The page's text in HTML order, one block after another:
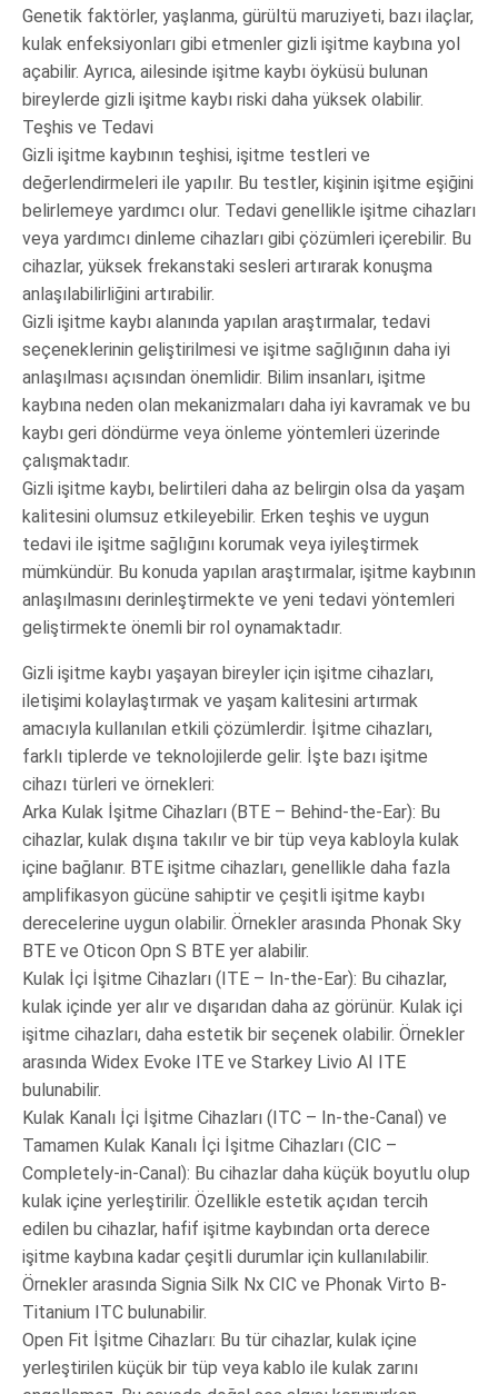
Genetik faktörler, yaşlanma, gürültü maruziyeti, bazı ilaçlar,
kulak enfeksiyonları gibi etmenler gizli işitme kaybına yol
açabilir. Ayrıca, ailesinde işitme kaybı öyküsü bulunan
bireylerde gizli işitme kaybı riski daha yüksek olabilir.
Teşhis ve Tedavi
Gizli işitme kaybının teşhisi, işitme testleri ve
değerlendirmeleri ile yapılır. Bu testler, kişinin işitme eşiğini
belirlemeye yardımcı olur. Tedavi genellikle işitme cihazları
veya yardımcı dinleme cihazları gibi çözümleri içerebilir. Bu
cihazlar, yüksek frekanstaki sesleri artırarak konuşma
anlaşılabilirliğini artırabilir.
Gizli işitme kaybı alanında yapılan araştırmalar, tedavi
seçeneklerinin geliştirilmesi ve işitme sağlığının daha iyi
anlaşılması açısından önemlidir. Bilim insanları, işitme
kaybına neden olan mekanizmaları daha iyi kavramak ve bu
kaybı geri döndürme veya önleme yöntemleri üzerinde
çalışmaktadır.
Gizli işitme kaybı, belirtileri daha az belirgin olsa da yaşam
kalitesini olumsuz etkileyebilir. Erken teşhis ve uygun
tedavi ile işitme sağlığını korumak veya iyileştirmek
mümkündür. Bu konuda yapılan araştırmalar, işitme kaybının
anlaşılmasını derinleştirmekte ve yeni tedavi yöntemleri
geliştirmekte önemli bir rol oynamaktadır.
Gizli işitme kaybı yaşayan bireyler için işitme cihazları,
iletişimi kolaylaştırmak ve yaşam kalitesini artırmak
amacıyla kullanılan etkili çözümlerdir. İşitme cihazları,
farklı tiplerde ve teknolojilerde gelir. İşte bazı işitme
cihazı türleri ve örnekleri:
Arka Kulak İşitme Cihazları (BTE – Behind-the-Ear): Bu
cihazlar, kulak dışına takılır ve bir tüp veya kabloyla kulak
içine bağlanır. BTE işitme cihazları, genellikle daha fazla
amplifikasyon gücüne sahiptir ve çeşitli işitme kaybı
derecelerine uygun olabilir. Örnekler arasında Phonak Sky
BTE ve Oticon Opn S BTE yer alabilir.
Kulak İçi İşitme Cihazları (ITE – In-the-Ear): Bu cihazlar,
kulak içinde yer alır ve dışarıdan daha az görünür. Kulak içi
işitme cihazları, daha estetik bir seçenek olabilir. Örnekler
arasında Widex Evoke ITE ve Starkey Livio AI ITE
bulunabilir.
Kulak Kanalı İçi İşitme Cihazları (ITC – In-the-Canal) ve
Tamamen Kulak Kanalı İçi İşitme Cihazları (CIC –
Completely-in-Canal): Bu cihazlar daha küçük boyutlu olup
kulak içine yerleştirilir. Özellikle estetik açıdan tercih
edilen bu cihazlar, hafif işitme kaybından orta derece
işitme kaybına kadar çeşitli durumlar için kullanılabilir.
Örnekler arasında Signia Silk Nx CIC ve Phonak Virto B-
Titanium ITC bulunabilir.
Open Fit İşitme Cihazları: Bu tür cihazlar, kulak içine
yerleştirilen küçük bir tüp veya kablo ile kulak zarını